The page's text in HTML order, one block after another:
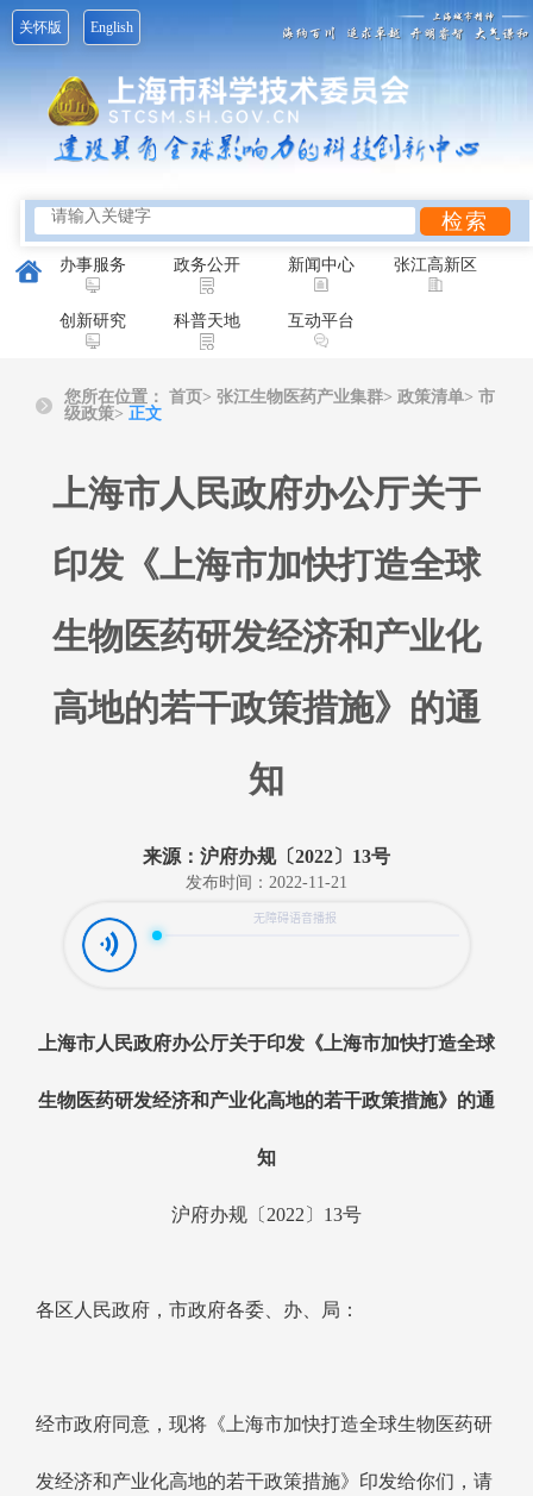
关怀版 English
办事服务 政务公开 新闻中心 张江高新区
创新研究 科普天地 互动平台
您所在位置： 首页> 张江生物医药产业集群> 政策清单> 市
级政策> 正文
上海市人民政府办公厅关于
印发《上海市加快打造全球
生物医药研发经济和产业化
高地的若干政策措施》的通
知
来源：沪府办规〔2022〕13号
发布时间：2022-11-21
上海市人民政府办公厅关于印发《上海市加快打造全球
生物医药研发经济和产业化高地的若干政策措施》的通
知
沪府办规〔2022〕13号
各区人民政府，市政府各委、办、局：
经市政府同意，现将《上海市加快打造全球生物医药研
发经济和产业化高地的若干政策措施》印发给你们，请